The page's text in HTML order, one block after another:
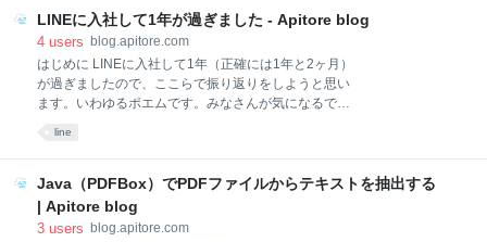
学習の実運用では、「データ収集」「アノテーショ
ン」「学習」「品質保証」「配信」のタスクと
てください。入社初期はNLUというClovaの自然言語
理解の開発をしていました。その後はRekcurdという
機械学習配信基盤まわりの整理と支援のためのプロジ
ェクトをリードしていました。ちなみに年収は在籍中
に年俸で10%アップしましたし、インセンティブやス
前職からものすごく増えました。LINEすごい。 ソフト
ゼロックスというコピー機の会社で、新卒入社して研
究職として働いていまし
LINEに入社して1年が過ぎました - Apitore blog
4 users blog.apitore.com
はじめに LINEに入社して1年（正確には1年と2ヶ月）
が過ぎましたので、ここらで振り返りをしようと思い
ます。いわゆるポエムです。みなさんが気になるであ
しています。担当は主にNLU (Natural Language
Understanding、言語理解) と機械学習モジュールの運
用 (Rekcurd) です。担当しているRekcurdは
line
Java（PDFBox）でPDFファイルからテキストを抽出する
| Apitore blog
3 users blog.apitore.com